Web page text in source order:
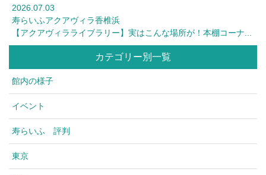
2026.07.03
寿らいふアクアヴィラ香椎浜
【アクアヴィラライブラリー】実はこんな場所が！本棚コーナ...
カテゴリー別一覧
館内の様子
イベント
寿らいふ 評判
東京